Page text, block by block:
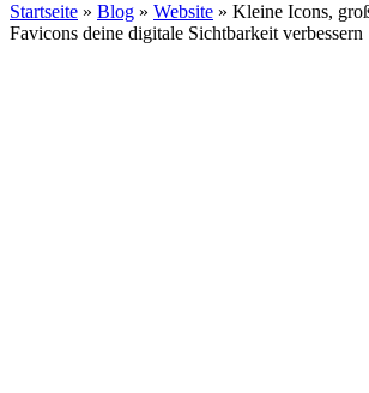
Startseite » Blog » Website » Kleine Icons,
Favicons deine digitale Sichtbarkeit verbessern